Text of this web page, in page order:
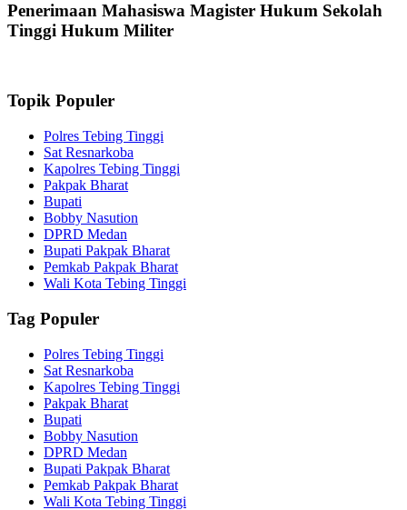
Penerimaan Mahasiswa Magister Hukum Sekolah
Tinggi Hukum Militer
Topik Populer
Polres Tebing Tinggi
Sat Resnarkoba
Kapolres Tebing Tinggi
Pakpak Bharat
Bupati
Bobby Nasution
DPRD Medan
Bupati Pakpak Bharat
Pemkab Pakpak Bharat
Wali Kota Tebing Tinggi
Tag Populer
Polres Tebing Tinggi
Sat Resnarkoba
Kapolres Tebing Tinggi
Pakpak Bharat
Bupati
Bobby Nasution
DPRD Medan
Bupati Pakpak Bharat
Pemkab Pakpak Bharat
Wali Kota Tebing Tinggi